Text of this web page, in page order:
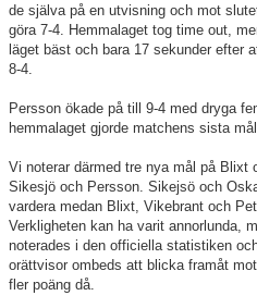
de själva på en utvisning och mot
göra 7-4. Hemmalaget tog time out,
läget bäst och bara 17 sekunder efter
8-4.
Persson ökade på till 9-4 med dryga
hemmalaget gjorde matchens sista
Vi noterar därmed tre nya mål på Blixt
Sikesjö och Persson. Sikejsö och
vardera medan Blixt, Vikebrant och
Verkligheten kan ha varit annorlunda,
noterades i den officiella statistiken
orättvisor ombeds att blicka framåt
fler poäng då.